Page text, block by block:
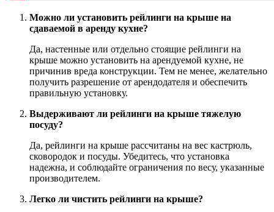
Можно ли установить рейлинги на крыше на
сдаваемой в аренду кухне?
Да, настенные или отдельно стоящие рейлинги на
крыше можно установить на арендуемой кухне, не
причинив вреда конструкции. Тем не менее, желательно
получить разрешение от арендодателя и обеспечить
правильную установку.
Выдерживают ли рейлинги на крыше тяжелую
посуду?
Да, рейлинги на крыше рассчитаны на вес кастрюль,
сковородок и посуды. Убедитесь, что установка
надежна, и соблюдайте ограничения по весу, указанные
производителем.
Легко ли чистить рейлинги на крыше?